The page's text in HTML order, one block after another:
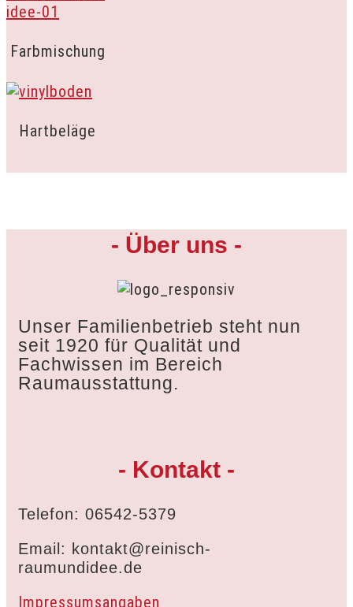
Farbmischung
Hartbeläge
- Über uns -
Unser Familienbetrieb steht nun
seit 1920 für Qualität und
Fachwissen im Bereich
Raumausstattung.
- Kontakt -
Telefon: 06542-5379
Email: kontakt@reinisch-
raumundidee.de
Impressumsangaben